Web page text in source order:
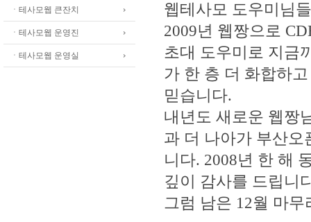
ㆍ테사모웹 큰잔치
ㆍ테사모웹 운영진
ㆍ테사모웹 운영실
웹테사모 도우미님
2009년 웹짱으로
초대 도우미로 지금
가 한 층 더 화합하
믿습니다.
내년도 새로운 웹짱
과 더 나아가 부산오
니다. 2008년 한 해
깊이 감사를 드립니
그럼 남은 12월 마